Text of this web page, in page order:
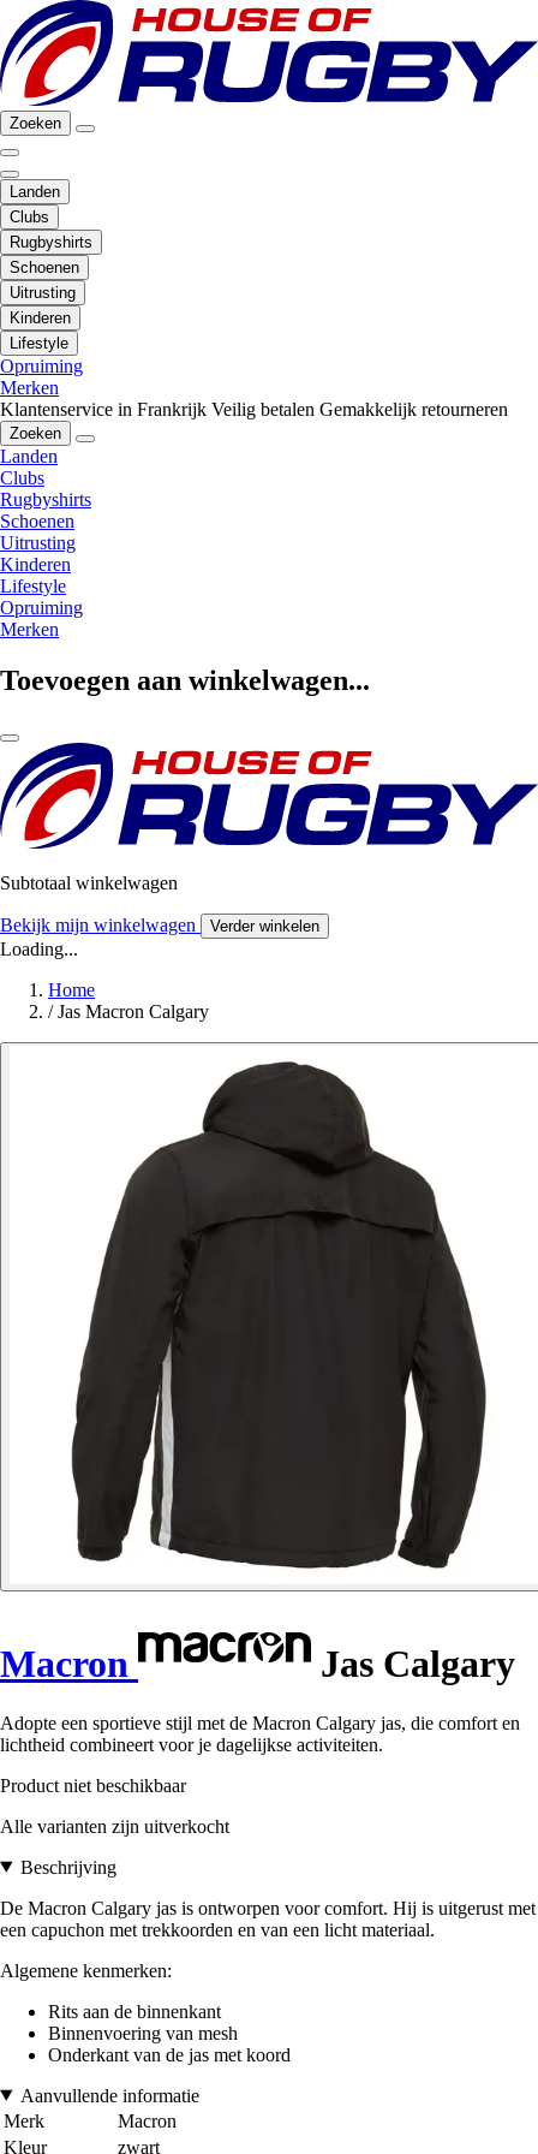
Zoeken
Landen
Clubs
Rugbyshirts
Schoenen
Uitrusting
Kinderen
Lifestyle
Opruiming
Merken
Klantenservice in Frankrijk Veilig betalen Gemakkelijk retourneren
Zoeken
Landen
Clubs
Rugbyshirts
Schoenen
Uitrusting
Kinderen
Lifestyle
Opruiming
Merken
Toevoegen aan winkelwagen...
Subtotaal winkelwagen
Bekijk mijn winkelwagen Verder winkelen
Loading...
Home
/ Jas Macron Calgary
Macron Jas Calgary
Adopte een sportieve stijl met de Macron Calgary jas, die comfort en
lichtheid combineert voor je dagelijkse activiteiten.
Product niet beschikbaar
Alle varianten zijn uitverkocht
Beschrijving
De Macron Calgary jas is ontworpen voor comfort. Hij is uitgerust met
een capuchon met trekkoorden en van een licht materiaal.
Algemene kenmerken:
Rits aan de binnenkant
Binnenvoering van mesh
Onderkant van de jas met koord
Aanvullende informatie
Merk
Macron
Kleur
zwart